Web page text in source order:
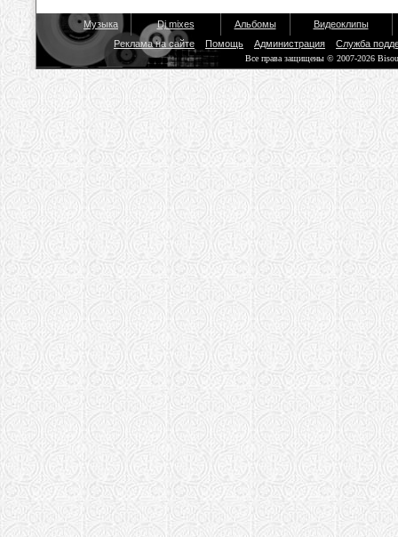
Музыка Dj mixes Альбомы
Видеоклипы
Реклама на сайте
Помощь Администрация Служба
Все права защищены © 2007-2026